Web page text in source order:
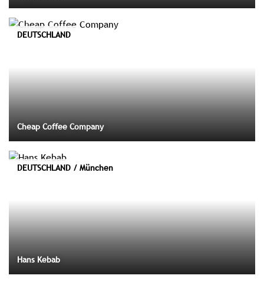
DEUTSCHLAND
Cheap Coffee Company
DEUTSCHLAND / München
Hans Kebab